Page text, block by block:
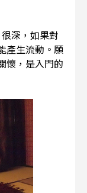
深，如果對
產生流動。願
懷，是入門的